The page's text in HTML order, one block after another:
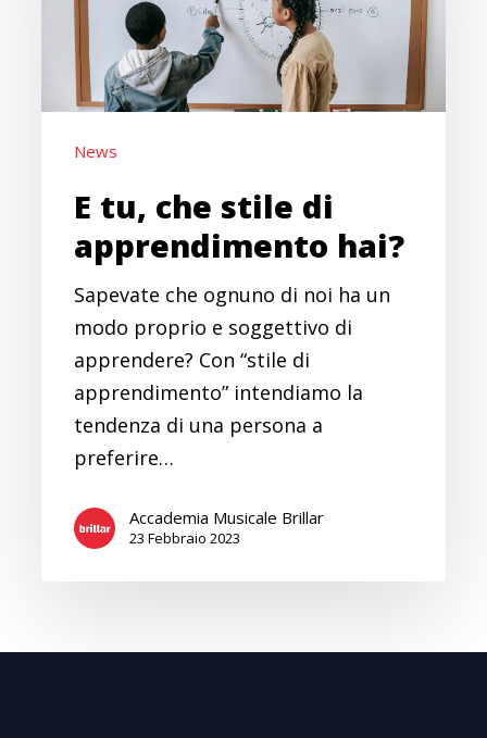
apprendimento
hai?
News
E tu, che stile di
apprendimento hai?
Sapevate che ognuno di noi ha un
modo proprio e soggettivo di
apprendere? Con “stile di
apprendimento” intendiamo la
tendenza di una persona a
preferire…
Accademia Musicale Brillar
23 Febbraio 2023